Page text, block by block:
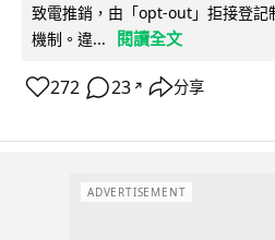
致電推銷，由「opt-out」拒接登
機制。違...
閱讀全文
272 23 ↗ 分享
ADVERTISEMENT